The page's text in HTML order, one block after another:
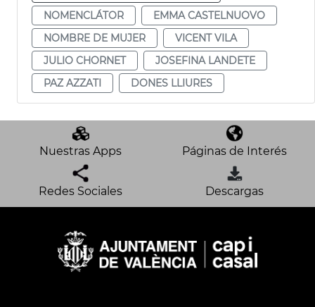
NOMENCLÁTOR
EMMA CASTELNUOVO
NOMBRE DE MUJER
VICENT VILA
JULIO CHORNET
JOSEFINA LANDETE
PAZ AZZATI
DONES LLIURES
Nuestras Apps Páginas de Interés
Redes Sociales Descargas